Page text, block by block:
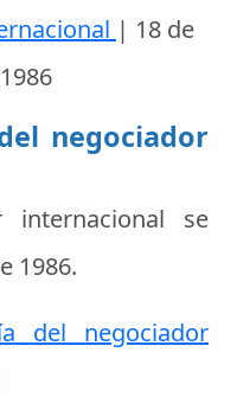
| 18 de
negociador
se
1986.
del negociador